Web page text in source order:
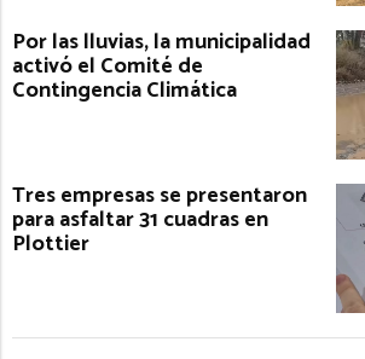
Por las lluvias, la municipalidad
activó el Comité de
Contingencia Climática
Tres empresas se presentaron
para asfaltar 31 cuadras en
Plottier